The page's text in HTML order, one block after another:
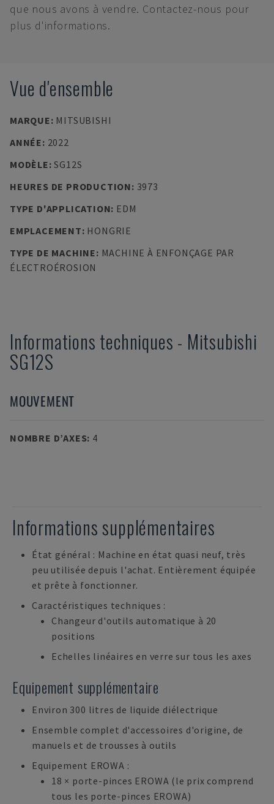
que nous avons à vendre. Contactez-nous pour
plus d'informations.
Vue d'ensemble
MARQUE: MITSUBISHI
ANNÉE: 2022
MODÈLE:SG12S
HEURES DE PRODUCTION: 3973
TYPE D'APPLICATION: EDM
EMPLACEMENT: HONGRIE
TYPE DE MACHINE: MACHINE À ENFONÇAGE PAR
ÉLECTROÉROSION
Informations techniques - Mitsubishi
SG12S
MOUVEMENT
NOMBRE D’AXES: 4
Informations supplémentaires
État général : Machine en état quasi neuf, très
peu utilisée depuis l'achat. Entièrement équipée
et prête à fonctionner.
Caractéristiques techniques :
Changeur d'outils automatique à 20
positions
Echelles linéaires en verre sur tous les axes
Equipement supplémentaire
Environ 300 litres de liquide diélectrique
Ensemble complet d'accessoires d'origine, de
manuels et de trousses à outils
Equipement EROWA :
18 × porte-pinces EROWA (le prix comprend
tous les porte-pinces EROWA)